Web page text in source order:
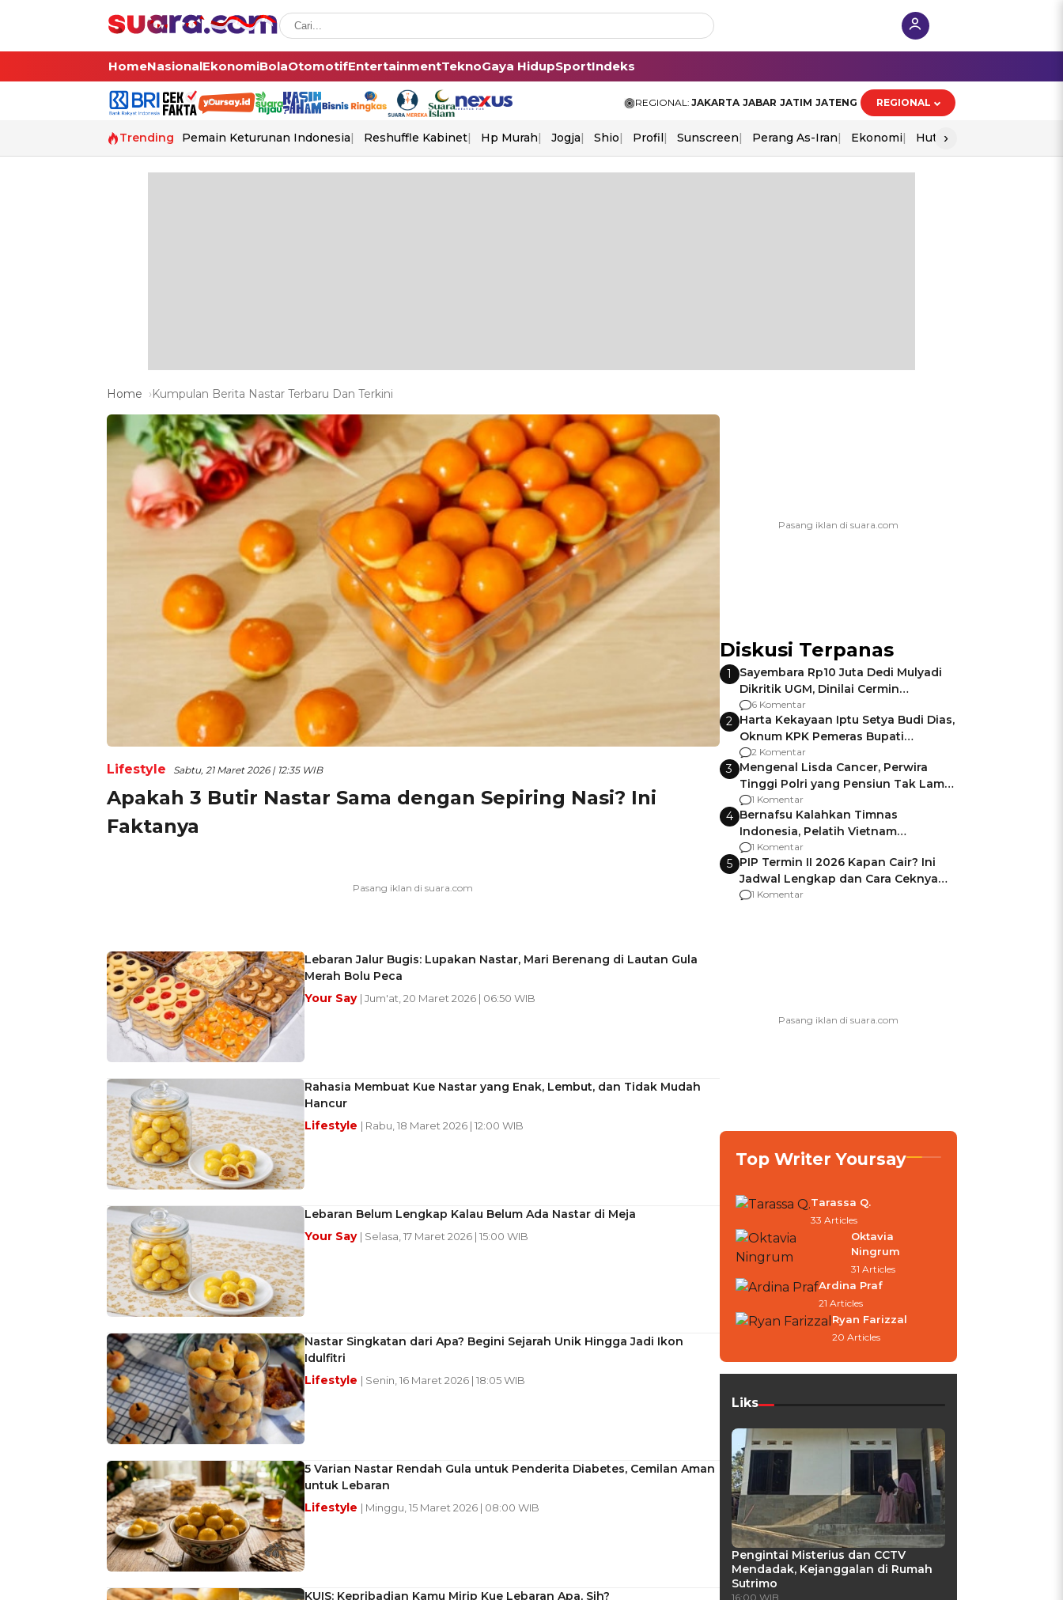
HomeNasionalEkonomiBolaOtomotifEntertainmentTeknoGaya HidupSportIndeks
REGIONAL: JAKARTA JABAR JATIM JATENG REGIONAL
Trending Pemain Keturunan Indonesia Reshuffle Kabinet Hp Murah Jogja Shio Profil Sunscreen Perang As-Iran Ekonomi Hut Ri
›
Home Kumpulan Berita Nastar Terbaru Dan Terkini
Lifestyle Sabtu, 21 Maret 2026 | 12:35 WIB
Apakah 3 Butir Nastar Sama dengan Sepiring Nasi? Ini
Faktanya
Lebaran Jalur Bugis: Lupakan Nastar, Mari Berenang di Lautan Gula
Merah Bolu Peca
Your Say | Jum'at, 20 Maret 2026 | 06:50 WIB
Rahasia Membuat Kue Nastar yang Enak, Lembut, dan Tidak Mudah
Hancur
Lifestyle | Rabu, 18 Maret 2026 | 12:00 WIB
Lebaran Belum Lengkap Kalau Belum Ada Nastar di Meja
Your Say | Selasa, 17 Maret 2026 | 15:00 WIB
Nastar Singkatan dari Apa? Begini Sejarah Unik Hingga Jadi Ikon
Idulfitri
Lifestyle | Senin, 16 Maret 2026 | 18:05 WIB
5 Varian Nastar Rendah Gula untuk Penderita Diabetes, Cemilan Aman
untuk Lebaran
Lifestyle | Minggu, 15 Maret 2026 | 08:00 WIB
KUIS: Kepribadian Kamu Mirip Kue Lebaran Apa, Sih?
Diskusi Terpanas
1
Sayembara Rp10 Juta Dedi Mulyadi
Dikritik UGM, Dinilai Cermin
Gagalnya Negara Jamin Keamanan
6 Komentar
2 Harta Kekayaan Iptu Setya Budi Dias,
Oknum KPK Pemeras Bupati
Pemalang
2 Komentar
3 Mengenal Lisda Cancer, Perwira
Tinggi Polri yang Pensiun Tak Lama
Usai Jadi Brigjen
1 Komentar
4 Bernafsu Kalahkan Timnas
Indonesia, Pelatih Vietnam
Berencana Pakai Jimat di Pakansari
1 Komentar
5 PIP Termin II 2026 Kapan Cair? Ini
Jadwal Lengkap dan Cara Ceknya
agar Dana Tidak Hangus!
1 Komentar
Top Writer Yoursay
Tarassa Q.
33 Articles
Oktavia
Ningrum
31 Articles
Ardina Praf
21 Articles
Ryan Farizzal
20 Articles
Liks
Pengintai Misterius dan CCTV
Mendadak, Kejanggalan di Rumah
Sutrimo
16:00 WIB